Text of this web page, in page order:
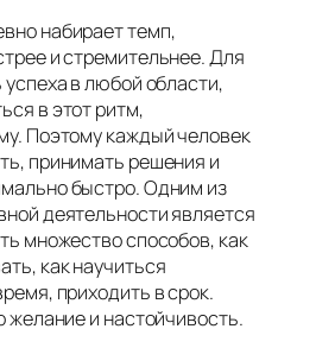
набирает темп,
и стремительнее. Для
в любой области,
в этот ритм,
Поэтому каждый человек
принимать решения и
быстро. Одним из
деятельности является
множество способов, как
как научиться
приходить в срок.
желание и настойчивость.